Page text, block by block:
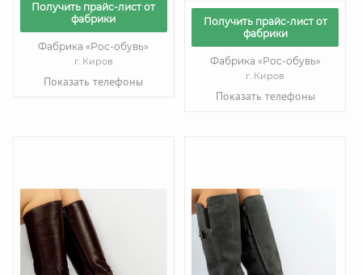
Получить прайс-лист от
фабрики
Фабрика «Рос-обувь»
г. Киров
Показать телефоны
Получить прайс-лист от
фабрики
Фабрика «Рос-обувь»
г. Киров
Показать телефоны